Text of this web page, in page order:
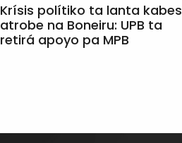
Krísis polítiko ta lanta kabes
atrobe na Boneiru: UPB ta
retirá apoyo pa MPB